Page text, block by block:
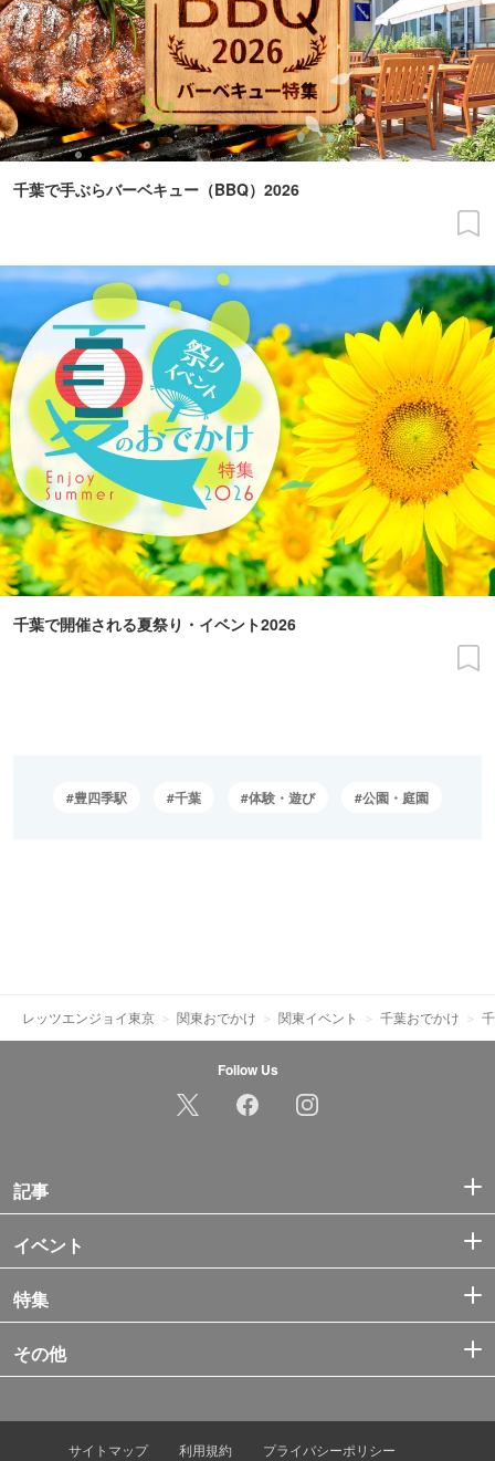
千葉で手ぶらバーベキュー（BBQ）2026
千葉で開催される夏祭り・イベント2026
豊四季駅 千葉 体験・遊び 公園・庭園
レッツエンジョイ東京 関東おでかけ 関東イベント 千葉おでかけ
Follow Us
記事
イベント
特集
その他
サイトマップ 利用規約 プライバシーポリシー